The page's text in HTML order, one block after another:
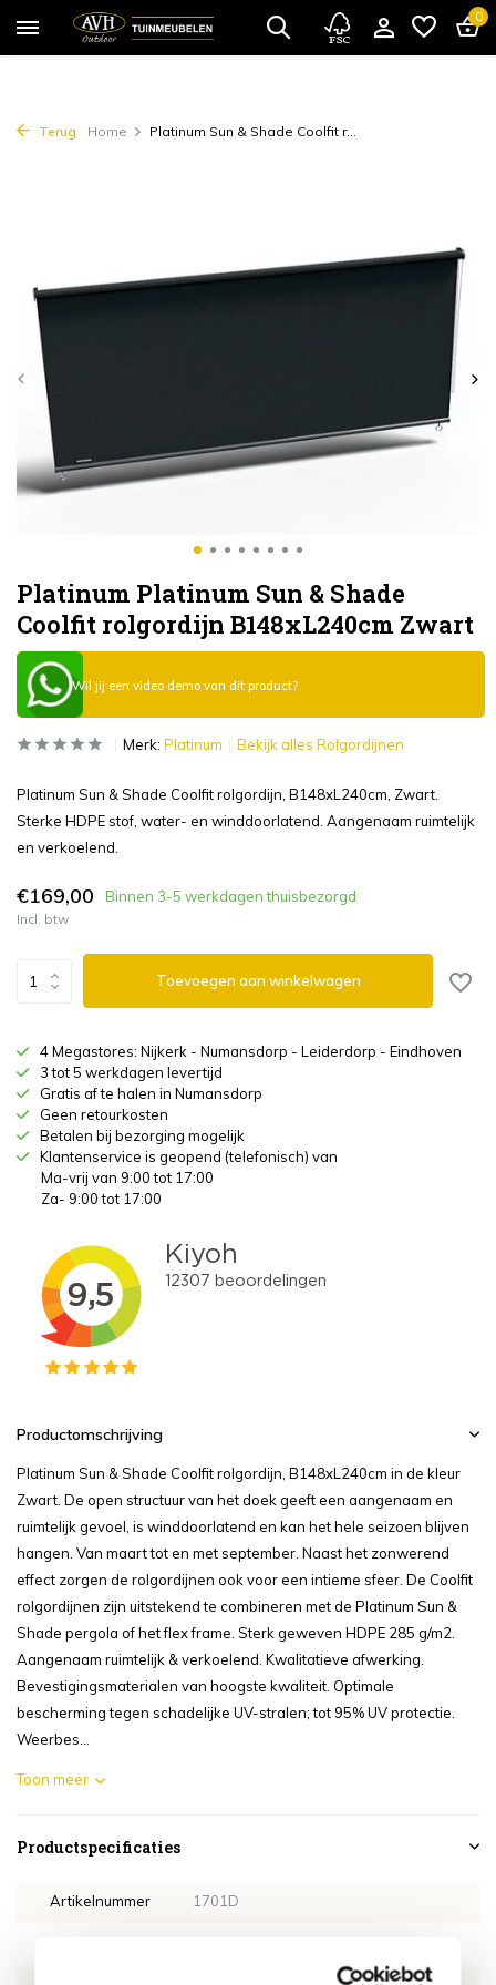
0
Terug Home Platinum Sun & Shade Coolfit r...
Platinum Platinum Sun & Shade
Coolfit rolgordijn B148xL240cm Zwart
Wil jij een video demo van dit product?
Merk: Platinum Bekijk alles Rolgordijnen
Platinum Sun & Shade Coolfit rolgordijn, B148xL240cm, Zwart.
Sterke HDPE stof, water- en winddoorlatend. Aangenaam ruimtelijk
en verkoelend.
€169,00 Binnen 3-5 werkdagen thuisbezorgd
Incl. btw
Toevoegen aan winkelwagen
4 Megastores: Nijkerk - Numansdorp - Leiderdorp - Eindhoven
3 tot 5 werkdagen levertijd
Gratis af te halen in Numansdorp
Geen retourkosten
Betalen bij bezorging mogelijk
Klantenservice is geopend (telefonisch) van
Ma-vrij van 9:00 tot 17:00
Za- 9:00 tot 17:00
Productomschrijving
Platinum Sun & Shade Coolfit rolgordijn, B148xL240cm in de kleur
Zwart. De open structuur van het doek geeft een aangenaam en
ruimtelijk gevoel, is winddoorlatend en kan het hele seizoen blijven
hangen. Van maart tot en met september. Naast het zonwerend
effect zorgen de rolgordijnen ook voor een intieme sfeer. De Coolfit
rolgordijnen zijn uitstekend te combineren met de Platinum Sun &
Shade pergola of het flex frame. Sterk geweven HDPE 285 g/m2.
Aangenaam ruimtelijk & verkoelend. Kwalitatieve afwerking.
Bevestigingsmaterialen van hoogste kwaliteit. Optimale
bescherming tegen schadelijke UV-stralen; tot 95% UV protectie.
Weerbes...
Toon meer
Productspecificaties
Artikelnummer 1701D